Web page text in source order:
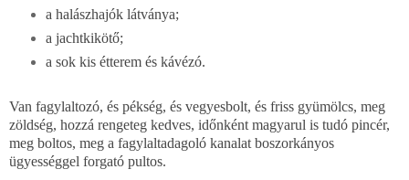
a halászhajók látványa;
a jachtkikötő;
a sok kis étterem és kávézó.
Van fagylaltozó, és pékség, és vegyesbolt, és friss gyümölcs, meg
zöldség, hozzá rengeteg kedves, időnként magyarul is tudó pincér,
meg boltos, meg a fagylaltadagoló kanalat boszorkányos
ügyességgel forgató pultos.